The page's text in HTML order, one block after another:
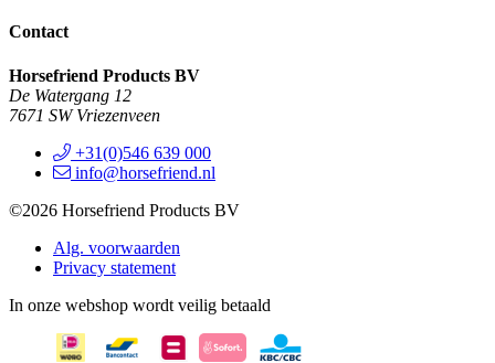
Contact
Horsefriend Products BV
De Watergang 12
7671 SW Vriezenveen
+31(0)546 639 000
info@horsefriend.nl
©2026 Horsefriend Products BV
Alg. voorwaarden
Privacy statement
In onze webshop wordt veilig betaald